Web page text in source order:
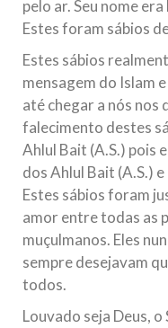
pelo ar. Seu nome
Estes foram sábios
Estes sábios
mensagem do Islam
até chegar a nós nos
falecimento destes
Ahlul Bait (A.S.) pois
dos Ahlul Bait (A.S.)
Estes sábios foram
amor entre todas as
muçulmanos. Eles
sempre desejavam
todos.
Louvado seja Deus,